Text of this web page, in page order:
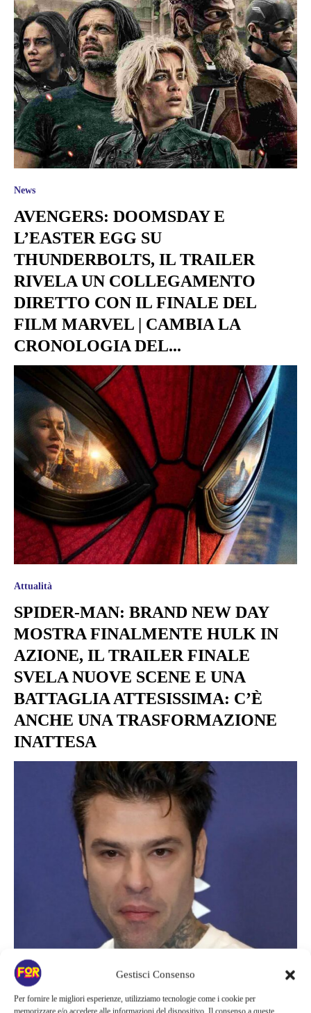
Gestisci Consenso
Per fornire le migliori esperienze, utilizziamo tecnologie come i cookie per
memorizzare e/o accedere alle informazioni del dispositivo. Il consenso a queste
News
AVENGERS: DOOMSDAY E
L’EASTER EGG SU
THUNDERBOLTS, IL TRAILER
RIVELA UN COLLEGAMENTO
DIRETTO CON IL FINALE DEL
FILM MARVEL | CAMBIA LA
CRONOLOGIA DEL...
Attualità
SPIDER-MAN: BRAND NEW DAY
MOSTRA FINALMENTE HULK IN
AZIONE, IL TRAILER FINALE
SVELA NUOVE SCENE E UNA
BATTAGLIA ATTESISSIMA: C’È
ANCHE UNA TRASFORMAZIONE
INATTESA
News
FEDEZ, CORSA IN OSPEDALE IN